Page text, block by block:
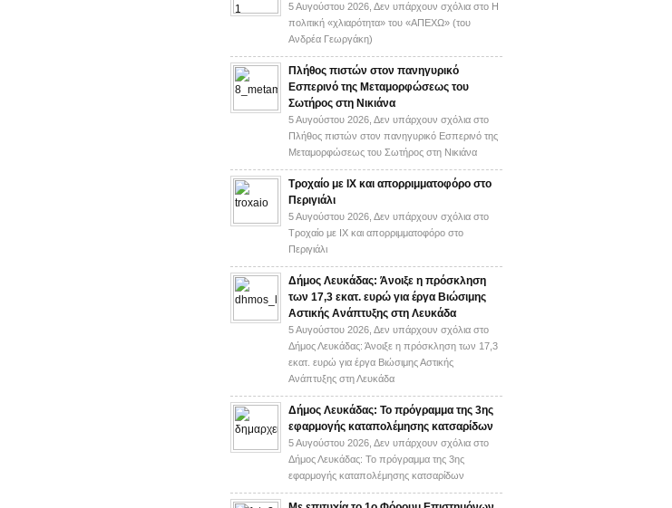
5 Αυγούστου 2026, Δεν υπάρχουν σχόλια στο H
πολιτική «χλιαρότητα» του «AΠΕΧΩ» (του
Ανδρέα Γεωργάκη)
Πλήθος πιστών στον πανηγυρικό
Εσπερινό της Μεταμορφώσεως του
Σωτήρος στη Νικιάνα
5 Αυγούστου 2026, Δεν υπάρχουν σχόλια στο
Πλήθος πιστών στον πανηγυρικό Εσπερινό της
Μεταμορφώσεως του Σωτήρος στη Νικιάνα
Τροχαίο με ΙΧ και απορριμματοφόρο στο
Περιγιάλι
5 Αυγούστου 2026, Δεν υπάρχουν σχόλια στο
Τροχαίο με ΙΧ και απορριμματοφόρο στο
Περιγιάλι
Δήμος Λευκάδας: Άνοιξε η πρόσκληση
των 17,3 εκατ. ευρώ για έργα Βιώσιμης
Αστικής Ανάπτυξης στη Λευκάδα
5 Αυγούστου 2026, Δεν υπάρχουν σχόλια στο
Δήμος Λευκάδας: Άνοιξε η πρόσκληση των 17,3
εκατ. ευρώ για έργα Βιώσιμης Αστικής
Ανάπτυξης στη Λευκάδα
Δήμος Λευκάδας: Το πρόγραμμα της 3ης
εφαρμογής καταπολέμησης κατσαρίδων
5 Αυγούστου 2026, Δεν υπάρχουν σχόλια στο
Δήμος Λευκάδας: Το πρόγραμμα της 3ης
εφαρμογής καταπολέμησης κατσαρίδων